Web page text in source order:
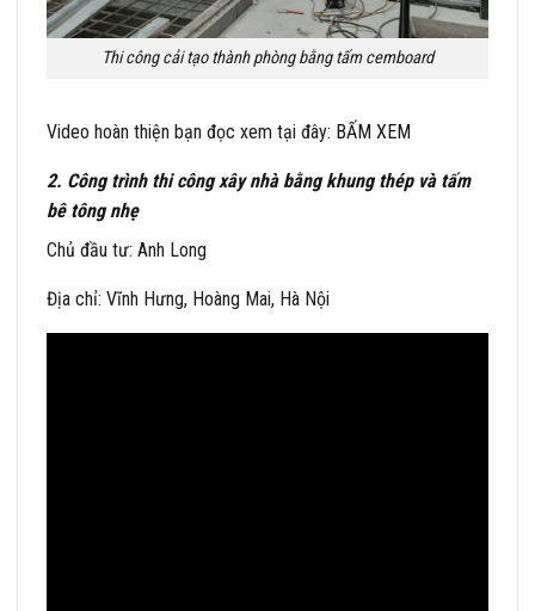
Thi công cải tạo thành phòng bằng tấm cemboard
Video hoàn thiện bạn đọc xem tại đây: BẤM XEM
2. Công trình thi công xây nhà bằng khung thép và tấm
bê tông nhẹ
Chủ đầu tư: Anh Long
Địa chỉ: Vĩnh Hưng, Hoàng Mai, Hà Nội